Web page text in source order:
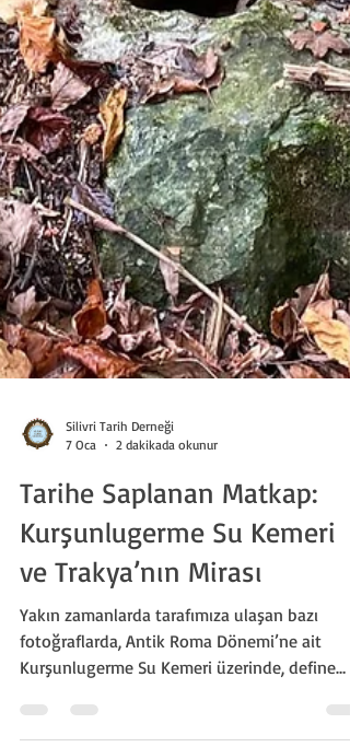
Silivri Tarih Derneği
Tarihe Saplanan Matkap:
Kurşunlugerme Su Kemeri